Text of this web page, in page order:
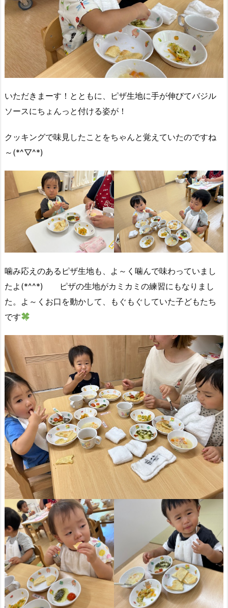
いただきまーす！とともに、ピザ生地に手が伸びてバジル
ソースにちょんっと付ける姿が！
クッキングで味見したことをちゃんと覚えていたのですね
～(*^▽^*)
噛み応えのあるピザ生地も、よ～く噛んで味わっていまし
たよ(*^^*) ピザの生地がカミカミの練習にもなりまし
た。よ～くお口を動かして、もぐもぐしていた子どもたち
です